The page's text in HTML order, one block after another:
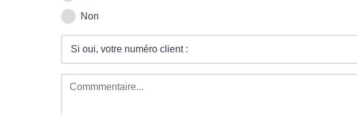
Non
Si oui, votre numéro client :
Commmentaire...